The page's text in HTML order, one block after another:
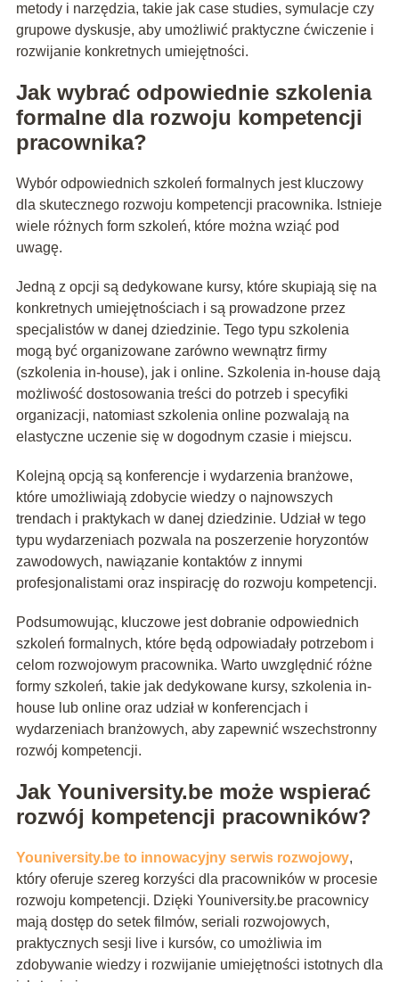
metody i narzędzia, takie jak case studies, symulacje czy
grupowe dyskusje, aby umożliwić praktyczne ćwiczenie i
rozwijanie konkretnych umiejętności.
Jak wybrać odpowiednie szkolenia
formalne dla rozwoju kompetencji
pracownika?
Wybór odpowiednich szkoleń formalnych jest kluczowy
dla skutecznego rozwoju kompetencji pracownika. Istnieje
wiele różnych form szkoleń, które można wziąć pod
uwagę.
Jedną z opcji są dedykowane kursy, które skupiają się na
konkretnych umiejętnościach i są prowadzone przez
specjalistów w danej dziedzinie. Tego typu szkolenia
mogą być organizowane zarówno wewnątrz firmy
(szkolenia in-house), jak i online. Szkolenia in-house dają
możliwość dostosowania treści do potrzeb i specyfiki
organizacji, natomiast szkolenia online pozwalają na
elastyczne uczenie się w dogodnym czasie i miejscu.
Kolejną opcją są konferencje i wydarzenia branżowe,
które umożliwiają zdobycie wiedzy o najnowszych
trendach i praktykach w danej dziedzinie. Udział w tego
typu wydarzeniach pozwala na poszerzenie horyzontów
zawodowych, nawiązanie kontaktów z innymi
profesjonalistami oraz inspirację do rozwoju kompetencji.
Podsumowując, kluczowe jest dobranie odpowiednich
szkoleń formalnych, które będą odpowiadały potrzebom i
celom rozwojowym pracownika. Warto uwzględnić różne
formy szkoleń, takie jak dedykowane kursy, szkolenia in-
house lub online oraz udział w konferencjach i
wydarzeniach branżowych, aby zapewnić wszechstronny
rozwój kompetencji.
Jak Youniversity.be może wspierać
rozwój kompetencji pracowników?
Youniversity.be to innowacyjny serwis rozwojowy,
który oferuje szereg korzyści dla pracowników w procesie
rozwoju kompetencji. Dzięki Youniversity.be pracownicy
mają dostęp do setek filmów, seriali rozwojowych,
praktycznych sesji live i kursów, co umożliwia im
zdobywanie wiedzy i rozwijanie umiejętności istotnych dla